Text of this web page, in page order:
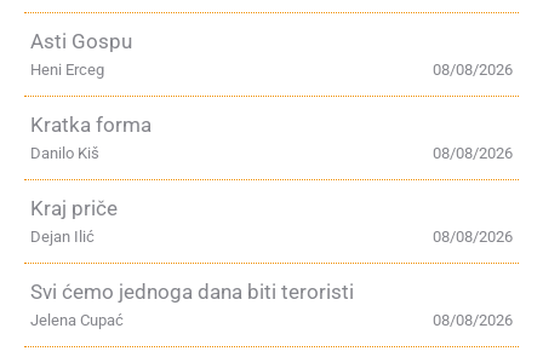
Asti Gospu
08/08/2026
Heni Erceg
Kratka forma
08/08/2026
Danilo Kiš
Kraj priče
08/08/2026
Dejan Ilić
Svi ćemo jednoga dana biti teroristi
08/08/2026
Jelena Cupać